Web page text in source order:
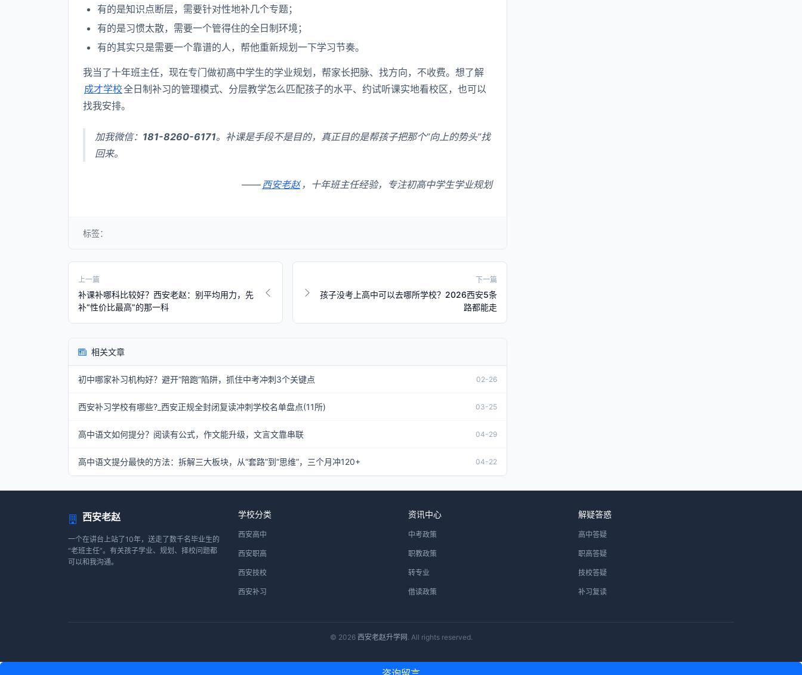
有的是知识点断层，需要针对性地补几个专题；
有的是习惯太散，需要一个管得住的全日制环境；
有的其实只是需要一个靠谱的人，帮他重新规划一下学习节奏。
我当了十年班主任，现在专门做初高中学生的学业规划，帮家长把脉、找方向，不收费。想了解
成才学校全日制补习的管理模式、分层教学怎么匹配孩子的水平、约试听课实地看校区，也可以
找我安排。
加我微信： 181-8260-6171。补课是手段不是目的，真正目的是帮孩子把那个“向上的势头”找
回来。
—— 西安老赵 ，十年班主任经验，专注初高中学生学业规划
标签：
上一篇
补课补哪科比较好？西安老赵：别平均用力，先
补“性价比最高”的那一科
下一篇
孩子没考上高中可以去哪所学校？2026西安5条
路都能走
相关文章
初中哪家补习机构好？避开“陪跑”陷阱，抓住中考冲刺3个关键点 02-26
西安补习学校有哪些?_西安正规全封闭复读冲刺学校名单盘点(11所) 03-25
高中语文如何提分？阅读有公式，作文能升级，文言文靠串联 04-29
高中语文提分最快的方法：拆解三大板块，从“套路”到“思维”，三个月冲120+ 04-22
西安老赵
一个在讲台上站了10年，送走了数千名毕业生的
“老班主任”。有关孩子学业、规划、择校问题都
可以和我沟通。
学校分类
西安高中
西安职高
西安技校
西安补习
资讯中心
中考政策
职教政策
转专业
借读政策
解疑答惑
高中答疑
职高答疑
技校答疑
补习复读
© 2026 西安老赵升学网 . All rights reserved.